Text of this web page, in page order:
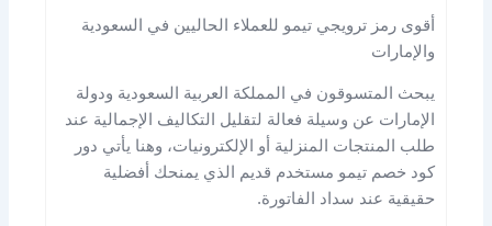
أقوى رمز ترويجي تيمو للعملاء الحاليين في السعودية
والإمارات
يبحث المتسوقون في المملكة العربية السعودية ودولة
الإمارات عن وسيلة فعالة لتقليل التكاليف الإجمالية عند
طلب المنتجات المنزلية أو الإلكترونيات، وهنا يأتي دور
كود خصم تيمو مستخدم قديم الذي يمنحك أفضلية
حقيقية عند سداد الفاتورة.